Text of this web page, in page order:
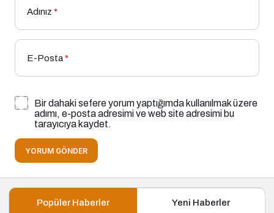
Adınız *
E-Posta*
Bir dahaki sefere yorum yaptığımda kullanılmak üzere
adımı, e-posta adresimi ve web site adresimi bu
tarayıcıya kaydet.
YORUM GÖNDER
Popüler Haberler Yeni Haberler